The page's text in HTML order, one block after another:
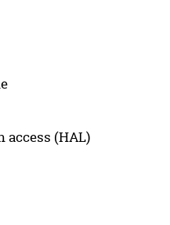
access (HAL)